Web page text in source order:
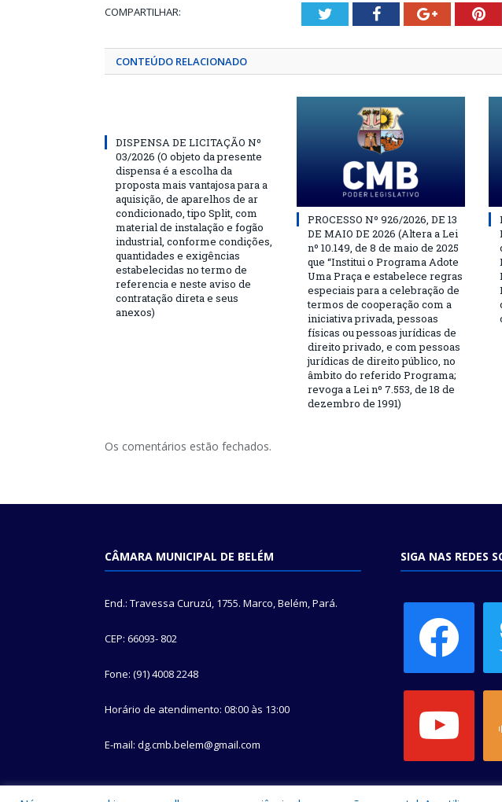
COMPARTILHAR: TwitterFacebookGoogle+
CONTEÚDO RELACIONADO
DISPENSA DE LICITAÇÃO Nº
03/2026 (O objeto da presente
dispensa é a escolha da
proposta mais vantajosa para a
aquisição, de aparelhos de ar
condicionado, tipo Split, com
material de instalação e fogão
industrial, conforme condições,
quantidades e exigências
estabelecidas no termo de
referencia e neste aviso de
contratação direta e seus
anexos)
PROCESSO Nº 926/2026, DE 13
DE MAIO DE 2026 (Altera a Lei
nº 10.149, de 8 de maio de 2025
que “Institui o Programa Adote
Uma Praça e estabelece regras
especiais para a celebração de
termos de cooperação com a
iniciativa privada, pessoas
físicas ou pessoas jurídicas de
direito privado, e com pessoas
jurídicas de direito público, no
âmbito do referido Programa;
revoga a Lei nº 7.553, de 18 de
dezembro de 1991)
Os comentários estão fechados.
CÂMARA MUNICIPAL DE BELÉM
End.: Travessa Curuzú, 1755. Marco, Belém, Pará.
CEP: 66093- 802
Fone: (91) 4008 2248
Horário de atendimento: 08:00 às 13:00
E-mail: dg.cmb.belem@gmail.com
SIGA NAS REDES